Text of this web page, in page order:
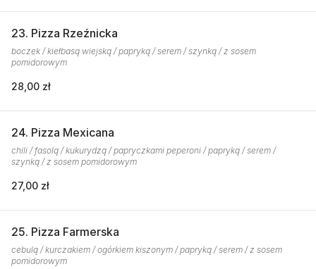
23. Pizza Rzeźnicka
boczek / kiełbasą wiejską / papryką / serem / szynką / z sosem
pomidorowym
28,00 zł
24. Pizza Mexicana
chili / fasolą / kukurydzą / papryczkami peperoni / papryką / serem /
szynką / z sosem pomidorowym
27,00 zł
25. Pizza Farmerska
cebulą / kurczakiem / ogórkiem kiszonym / papryką / serem / z sosem
pomidorowym